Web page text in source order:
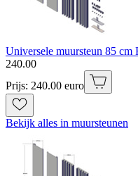
Universele muursteun 85
240.00
Prijs: 240.00 euro
Bekijk alles in muursteunen